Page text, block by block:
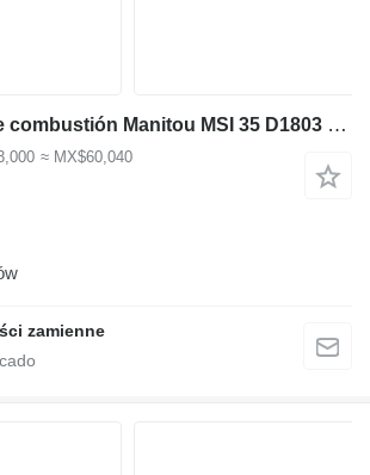
Kubota Motor de combustión Manitou MSI 35 D1803 CRT E5B 1803 D1803-CRT-E5B [ENG 3264] para Manitou MSI 35 carretilla elevadora
≈ MX$60,040
zamienne